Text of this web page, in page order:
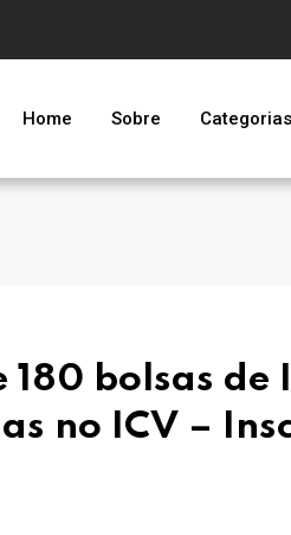
Home Sobre Categorias
180 bolsas
no ICV –